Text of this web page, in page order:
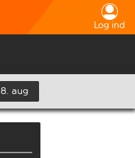
Log ind
8. aug